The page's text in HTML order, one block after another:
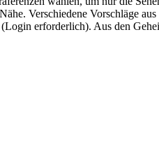
Verschiedene Vorschläge
erforderlich). Aus den